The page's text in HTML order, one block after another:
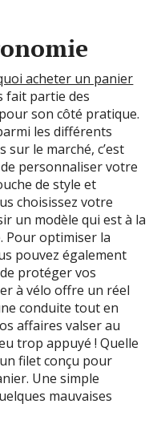
acheter un panier
fait partie des
son côté pratique.
les différents
sur le marché, c’est
personnaliser votre
de style et
choisissez votre
un modèle qui est à la
Pour optimiser la
pouvez également
protéger vos
à vélo offre un réel
conduite tout en
affaires valser au
trop appuyé ! Quelle
filet conçu pour
Une simple
mauvaises